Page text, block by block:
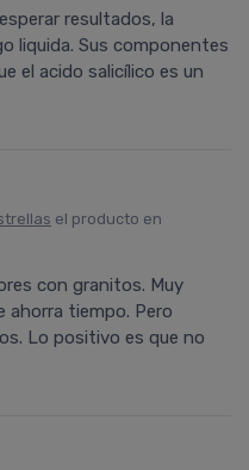
resultados, la
liquida. Sus componentes
el acido salicílico es un
el producto en
con granitos. Muy
ahorra tiempo. Pero
Lo positivo es que no